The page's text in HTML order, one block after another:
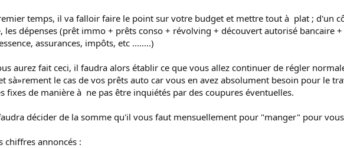
temps, il va falloir faire le point sur votre budget et mettre tout à plat ; d'un
les dépenses (prêt immo + prêts conso + révolving + découvert autorisé bancaire
assurances, impôts, etc ........)
aurez fait ceci, il faudra alors établir ce que vous allez continuer de régler
sà»rement le cas de vos prêts auto car vous en avez absolument besoin pour le
fixes de manière à ne pas être inquiétés par des coupures éventuelles.
décider de la somme qu'il vous faut mensuellement pour "manger" pour
chiffres annoncés :